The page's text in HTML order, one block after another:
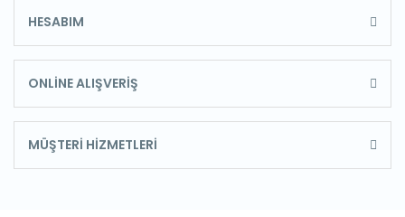
HESABIM
ONLİNE ALIŞVERİŞ
MÜŞTERİ HİZMETLERİ